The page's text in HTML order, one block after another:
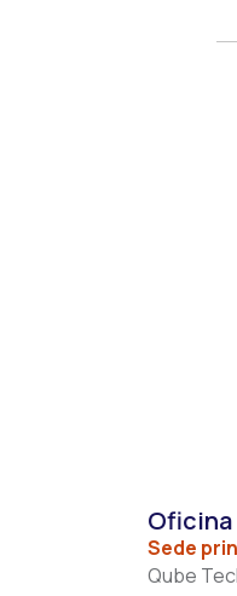
Oficina
Sede
Qube